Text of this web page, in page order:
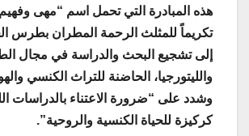
هذه المبادرة التي تحمل اسم “مهى
تكريماً للمثلث الرحمة المطران بطرس
إلى تشجيع البحث والدراسة في مجال
والليتورجيا، الحاضنة للتراث الكنسي
وشدد على “ضرورة الاعتناء بالدراسات
كركيزة للحياة الكنسية والروحية”.